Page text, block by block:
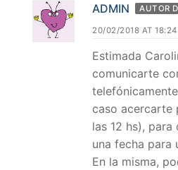
ADMIN AUTOR
20/02/2018 AT 18:24
Estimada
comunicarte
caso acercarte
las 12 hs),
una fecha para
En la misma,